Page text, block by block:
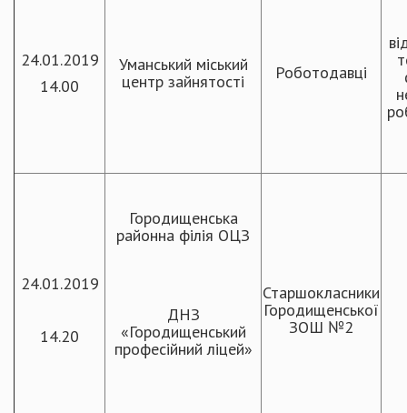
24.01.2019
14.00
Уманський міський
центр зайнятості
Роботодавці
24.01.2019
14.20
Городищенська
районна філія ОЦЗ
ДНЗ
«Городищенський
професійний ліцей»
Старшокласники
Городищенської
ЗОШ №2